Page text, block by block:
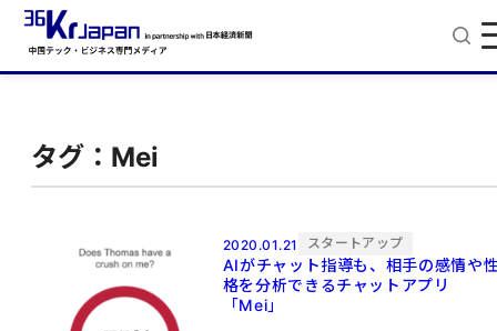
タグ：Mei
2020.01.21 スタートアップ
AIがチャット指導も、相手の感情や
格を分析できるチャットアプリ
「Mei」